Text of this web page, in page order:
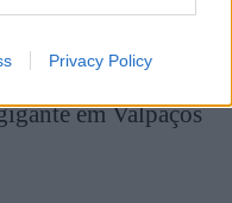
Privacy Policy
em Valpaços